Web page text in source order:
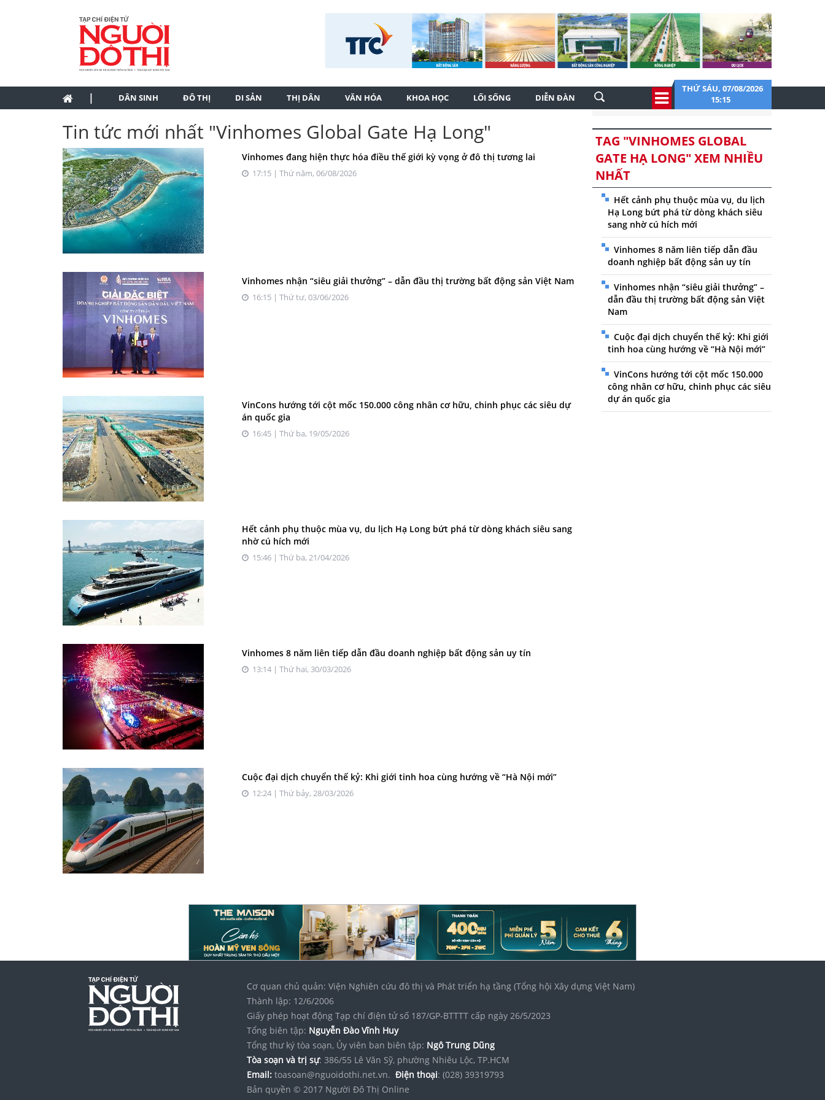
| DÂN SINH ĐÔ THỊ DI SẢN THỊ DÂN VĂN HÓA KHOA HỌC LỐI SỐNG DIỄN ĐÀN
THỨ SÁU, 07/08/2026
15:15
Tin tức mới nhất "Vinhomes Global Gate Hạ Long"
Vinhomes đang hiện thực hóa điều thế giới kỳ vọng ở đô thị tương lai
17:15 | Thứ năm, 06/08/2026
Vinhomes nhận “siêu giải thưởng” – dẫn đầu thị trường bất động sản Việt Nam
16:15 | Thứ tư, 03/06/2026
VinCons hướng tới cột mốc 150.000 công nhân cơ hữu, chinh phục các siêu dự
án quốc gia
16:45 | Thứ ba, 19/05/2026
Hết cảnh phụ thuộc mùa vụ, du lịch Hạ Long bứt phá từ dòng khách siêu sang
nhờ cú hích mới
15:46 | Thứ ba, 21/04/2026
Vinhomes 8 năm liên tiếp dẫn đầu doanh nghiệp bất động sản uy tín
13:14 | Thứ hai, 30/03/2026
Cuộc đại dịch chuyển thế kỷ: Khi giới tinh hoa cùng hướng về “Hà Nội mới”
12:24 | Thứ bảy, 28/03/2026
TAG "VINHOMES GLOBAL
GATE HẠ LONG" XEM NHIỀU
NHẤT
Hết cảnh phụ thuộc mùa vụ, du lịch
Hạ Long bứt phá từ dòng khách siêu
sang nhờ cú hích mới
Vinhomes 8 năm liên tiếp dẫn đầu
doanh nghiệp bất động sản uy tín
Vinhomes nhận “siêu giải thưởng” –
dẫn đầu thị trường bất động sản Việt
Nam
Cuộc đại dịch chuyển thế kỷ: Khi giới
tinh hoa cùng hướng về “Hà Nội mới”
VinCons hướng tới cột mốc 150.000
công nhân cơ hữu, chinh phục các siêu
dự án quốc gia
Cơ quan chủ quản: Viện Nghiên cứu đô thị và Phát triển hạ tầng (Tổng hội Xây dựng Việt Nam)
Thành lập: 12/6/2006
Giấy phép hoạt động Tạp chí điện tử số 187/GP-BTTTT cấp ngày 26/5/2023
Tổng biên tập: Nguyễn Đào Vĩnh Huy
Tổng thư ký tòa soạn, Ủy viên ban biên tập: Ngô Trung Dũng
Tòa soạn và trị sự: 386/55 Lê Văn Sỹ, phường Nhiêu Lộc, TP.HCM
Email: toasoan@nguoidothi.net.vn. Điện thoại: (028) 39319793
Bản quyền © 2017 Người Đô Thị Online